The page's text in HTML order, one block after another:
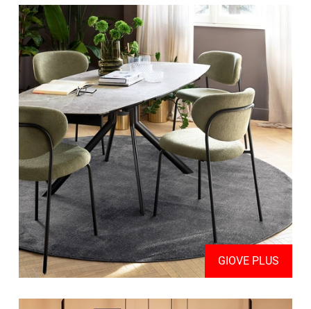
GIOVE PLUS